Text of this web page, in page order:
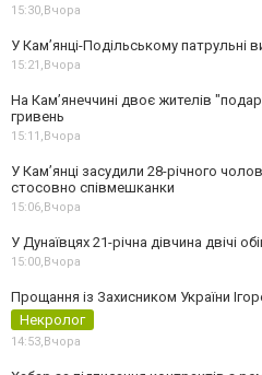
15:30,Вчора
У Кам’янці-Подільському патрульні
15:21,Вчора
На Камʼянеччині двоє жителів
гривень
15:11,Вчора
У Камʼянці засудили 28-річного
стосовно співмешканки
15:06,Вчора
У Дунаївцях 21-річна дівчина двічі
15:00,Вчора
Прощання із Захисником України
Некролог
14:53,Вчора